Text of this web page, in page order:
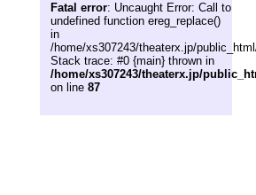
Fatal error: Uncaught Error: Call to
undefined function ereg_replace()
in
/home/xs307243/theaterx.jp/
Stack trace: #0 {main} thrown in
/home/xs307243/theaterx.jp/
on line 87